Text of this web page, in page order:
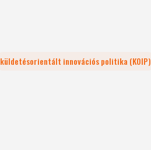
küldetésorientált innovációs politika (KOIP)